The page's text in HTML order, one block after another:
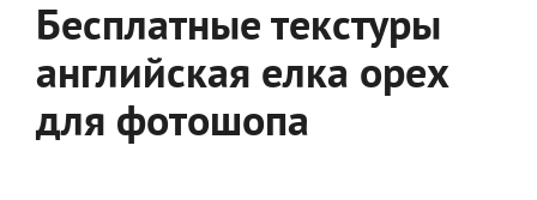
Бесплатные текстуры
английская елка орех
для фотошопа